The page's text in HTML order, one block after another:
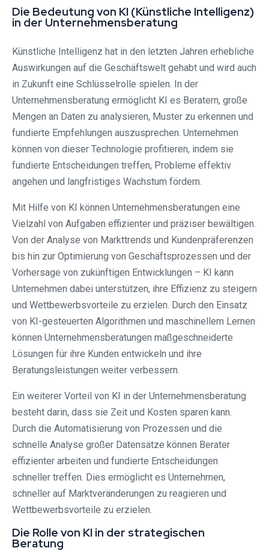
Die Bedeutung von KI (Künstliche Intelligenz)
in der Unternehmensberatung
Künstliche Intelligenz hat in den letzten Jahren erhebliche
Auswirkungen auf die Geschäftswelt gehabt und wird auch
in Zukunft eine Schlüsselrolle spielen. In der
Unternehmensberatung ermöglicht KI es Beratern, große
Mengen an Daten zu analysieren, Muster zu erkennen und
fundierte Empfehlungen auszusprechen. Unternehmen
können von dieser Technologie profitieren, indem sie
fundierte Entscheidungen treffen, Probleme effektiv
angehen und langfristiges Wachstum fördern.
Mit Hilfe von KI können Unternehmensberatungen eine
Vielzahl von Aufgaben effizienter und präziser bewältigen.
Von der Analyse von Markttrends und Kundenpräferenzen
bis hin zur Optimierung von Geschäftsprozessen und der
Vorhersage von zukünftigen Entwicklungen – KI kann
Unternehmen dabei unterstützen, ihre Effizienz zu steigern
und Wettbewerbsvorteile zu erzielen. Durch den Einsatz
von KI-gesteuerten Algorithmen und maschinellem Lernen
können Unternehmensberatungen maßgeschneiderte
Lösungen für ihre Kunden entwickeln und ihre
Beratungsleistungen weiter verbessern.
Ein weiterer Vorteil von KI in der Unternehmensberatung
besteht darin, dass sie Zeit und Kosten sparen kann.
Durch die Automatisierung von Prozessen und die
schnelle Analyse großer Datensätze können Berater
effizienter arbeiten und fundierte Entscheidungen
schneller treffen. Dies ermöglicht es Unternehmen,
schneller auf Marktveränderungen zu reagieren und
Wettbewerbsvorteile zu erzielen.
Die Rolle von KI in der strategischen
Beratung